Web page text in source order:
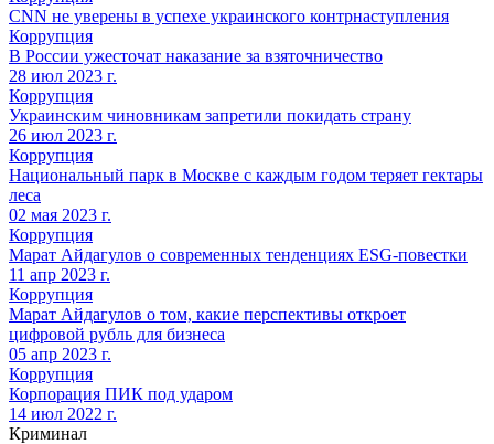
CNN не уверены в успехе украинского контрнаступления
Коррупция
В России ужесточат наказание за взяточничество
28 июл 2023 г.
Коррупция
Украинским чиновникам запретили покидать страну
26 июл 2023 г.
Коррупция
Национальный парк в Москве с каждым годом теряет гектары
леса
02 мая 2023 г.
Коррупция
Марат Айдагулов о современных тенденциях ESG-повестки
11 апр 2023 г.
Коррупция
Марат Айдагулов о том, какие перспективы откроет
цифровой рубль для бизнеса
05 апр 2023 г.
Коррупция
Корпорация ПИК под ударом
14 июл 2022 г.
Криминал